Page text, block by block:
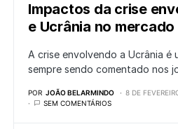
Impactos da crise
e Ucrânia no mercado
A crise envolvendo a Ucrânia é
sempre sendo comentado nos
POR JOÃO BELARMINDO
8 DE
SEM COMENTÁRIOS